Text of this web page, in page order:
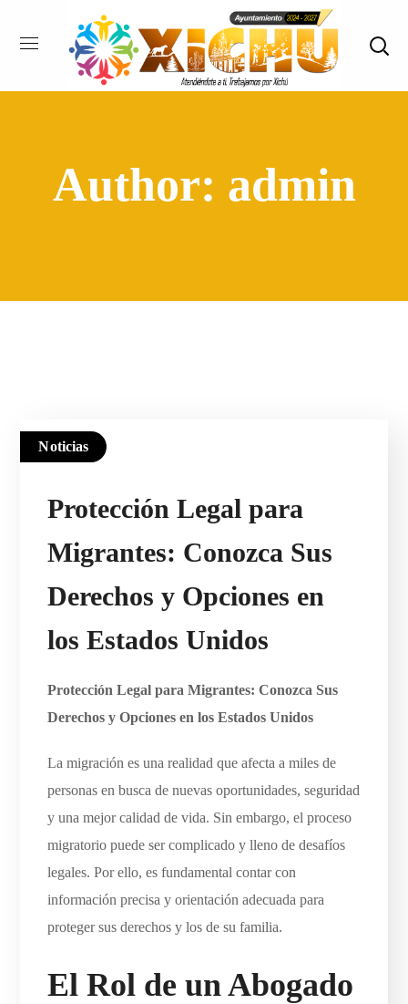
Author: admin
Noticias
Protección Legal para
Migrantes: Conozca Sus
Derechos y Opciones en
los Estados Unidos
Protección Legal para Migrantes: Conozca Sus
Derechos y Opciones en los Estados Unidos
La migración es una realidad que afecta a miles de
personas en busca de nuevas oportunidades, seguridad
y una mejor calidad de vida. Sin embargo, el proceso
migratorio puede ser complicado y lleno de desafíos
legales. Por ello, es fundamental contar con
información precisa y orientación adecuada para
proteger sus derechos y los de su familia.
El Rol de un Abogado